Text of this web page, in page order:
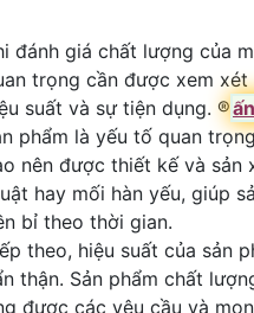
đánh giá chất lượng của
trọng cần được xem
suất và sự tiện dụng. ®️
phẩm là yếu tố quan
nên được thiết kế và sản
hay mối hàn yếu, giúp
bỉ theo thời gian.
theo, hiệu suất của sản
thận. Sản phẩm chất
được các yêu cầu và